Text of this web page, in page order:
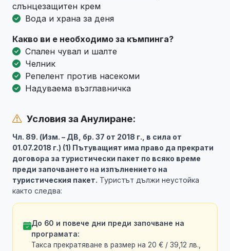
слънцезащитен крем
Вода и храна за деня
Какво ви е необходимо за къмпинга?
Спален чувал и шалте
Челник
Репелент против насекоми
Надуваема възглавничка
Условия за Анулиране:
Чл. 89. (Изм. – ДВ, бр. 37 от 2018 г., в сила от
01.07.2018 г.) (1) Пътуващият има право да прекрати
договора за туристически пакет по всяко време
преди започването на изпълнението на
туристическия пакет. Туристът дължи неустойка
както следва:
До 60 и повече дни преди започване на
програмата:
Такса прекратяване в размер на 20 € / 39,12 лв.,